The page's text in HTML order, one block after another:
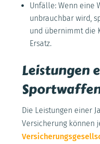
Unfälle: Wenn eine
unbrauchbar wird,
und übernimmt die
Ersatz.
Leistungen
Die Leistungen einer
Versicherung können